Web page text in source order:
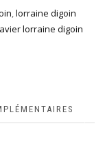
,lorraine digoin
lorraine digoin